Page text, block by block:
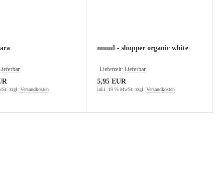
zzgl. Versandkosten
muud - shopper organic white
Lieferzeit: Lieferbar
5,95 EUR
inkl. 19 % MwSt. zzgl. Versandkosten